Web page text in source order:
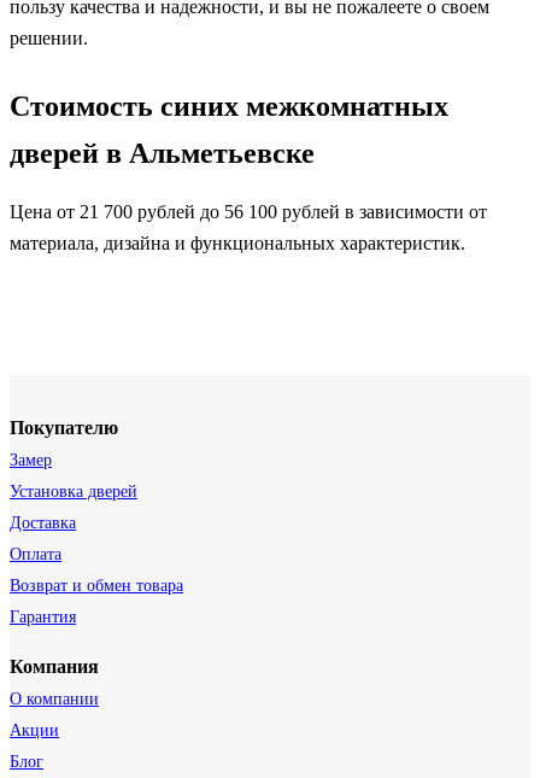
пользу качества и надежности, и вы не пожалеете о своем
решении.
Стоимость синих межкомнатных
дверей в Альметьевске
Цена от 21 700 рублей до 56 100 рублей в зависимости от
материала, дизайна и функциональных характеристик.
Покупателю
Замер
Установка дверей
Доставка
Оплата
Возврат и обмен товара
Гарантия
Компания
О компании
Акции
Блог